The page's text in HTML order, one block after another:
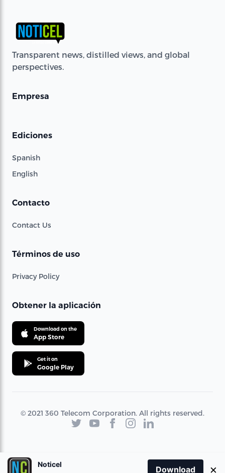
Transparent news, distilled views, and global
perspectives.
Empresa
Ediciones
Spanish
English
Contacto
Contact Us
Términos de uso
Privacy Policy
Obtener la aplicación
Download on the
App Store
Get it on
Google Play
© 2021 360 Telecom Corporation. All rights reserved.
Noticel
Download ×